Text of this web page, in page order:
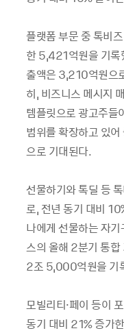
플랫폼 부문 중 톡비
한 5,421억원을 기록
출액은 3,210억원으
히, 비즈니스 메시지
템플릿으로 광고주들
범위를 확장하고 있
으로 기대된다.
선물하기와 톡딜 등
로, 전년 동기 대비
나에게 선물하는 자
스의 올해 2분기 통
2조 5,000억원을 기
모빌리티·페이 등이
동기 대비 21% 증가